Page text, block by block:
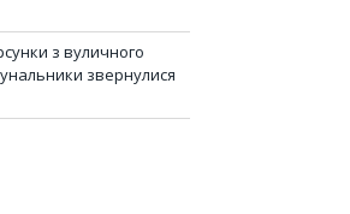
з вуличного
звернулися